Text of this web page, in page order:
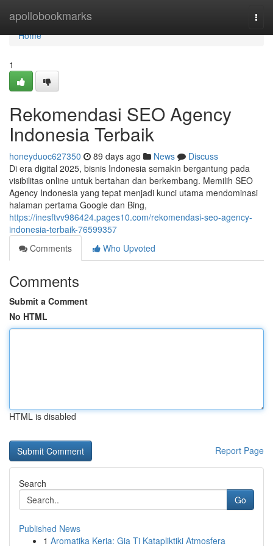
apollobookmarks
Home
Home
1
Rekomendasi SEO Agency
Indonesia Terbaik
honeyduoc627350 89 days ago News
Discuss
Di era digital 2025, bisnis Indonesia semakin bergantung pada
visibilitas online untuk bertahan dan berkembang. Memilih SEO
Agency Indonesia yang tepat menjadi kunci utama mendominasi
halaman pertama Google dan Bing,
https://inesftvv986424.pages10.com/rekomendasi-seo-agency-
indonesia-terbaik-76599357
Comments
Who Upvoted
Comments
Submit a Comment
No HTML
HTML is disabled
Report Page
Search
Go
Published News
1 Aromatika Keria: Gia Ti Katapliktiki Atmosfera